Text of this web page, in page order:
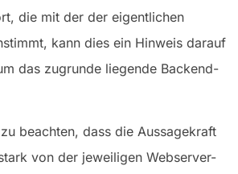
die mit der der eigentlichen
kann dies ein Hinweis darauf
das zugrunde liegende Backend-
beachten, dass die Aussagekraft
von der jeweiligen Webserver-